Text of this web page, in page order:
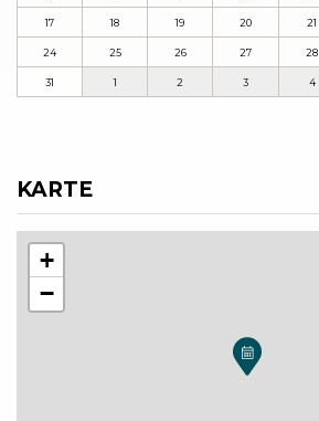
17 18 19 20 21
24 25 26 27 28
31 1 2 3 4
KARTE
+
−